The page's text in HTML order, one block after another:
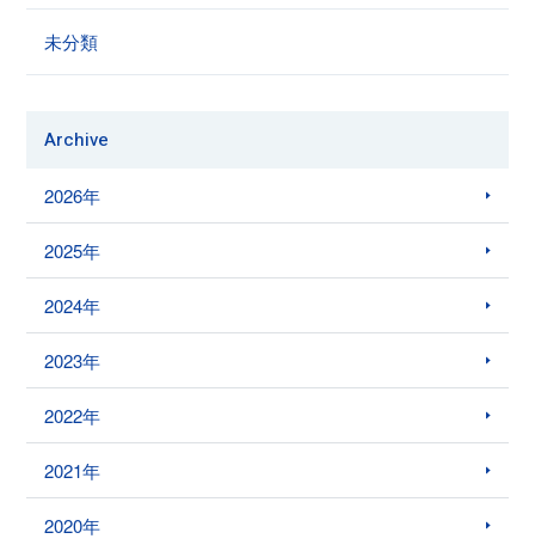
未分類
Archive
2026年
2025年
2024年
2023年
2022年
2021年
2020年